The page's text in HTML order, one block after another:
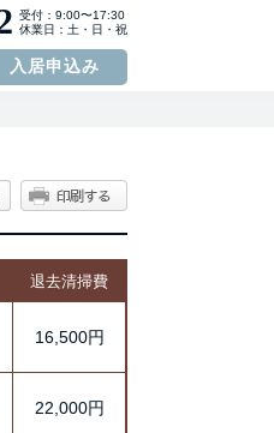
受付：9:00〜17:30
休業日：土・日・祝
入居申込み
退去清掃費
16,500円
22,000円